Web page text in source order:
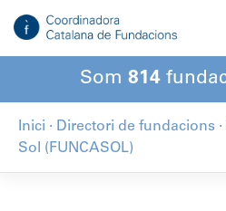
contingut
Som 814
Inici · Directori de fundacions ·
Sol (FUNCASOL)